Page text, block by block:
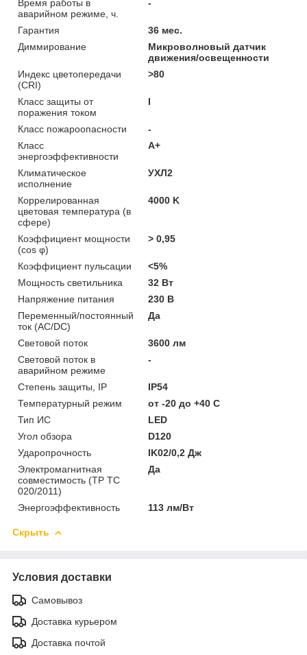
Время работы в
аварийном режиме, ч.
-
Гарантия
36 мес.
Диммирование
Микроволновый датчик
движения/освещенности
Индекс цветопередачи
(CRI)
>80
Класс защиты от
поражения током
I
Класс пожароопасности
-
Класс
энергоэффективности
A+
Климатическое
исполнение
УХЛ2
Коррелированная
цветовая температура (в
сфере)
4000 K
Коэффициент мощности
(cos φ)
> 0,95
Коэффициент пульсации
<5%
Мощность светильника
32 Вт
Напряжение питания
230 В
Переменный/постоянный
ток (AC/DC)
Да
Световой поток
3600 лм
Световой поток в
аварийном режиме
-
Степень защиты, IP
IP54
Температурный режим
от -20 до +40 C
Тип ИС
LED
Угол обзора
D120
Ударопрочность
IK02/0,2 Дж
Электромагнитная
совместимость (ТР ТС
020/2011)
Да
Энергоэффективность 113 лм/Вт
Скрыть
Условия доставки
Самовывоз
Доставка курьером
Доставка почтой